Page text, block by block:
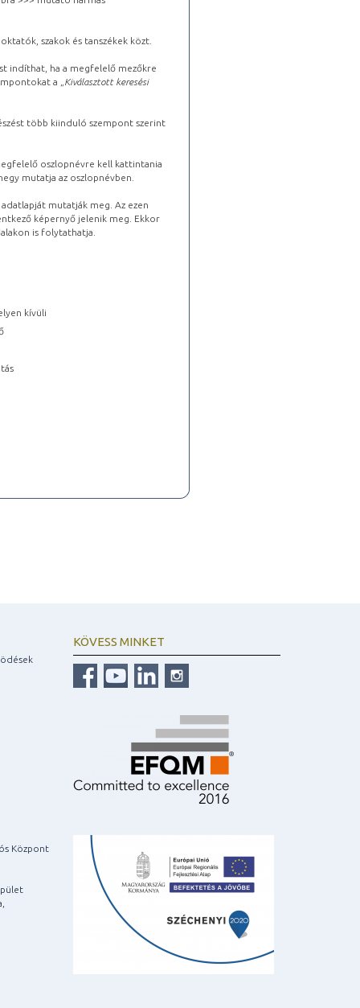
szakok és tanszékek közt.
indíthat, ha a megfelelő mezőkre
a „ Kiválasztott keresési
több kiinduló szempont szerint
oszlopnévre kell kattintania
mutatja az oszlopnévben.
mutatják meg. Az ezen
képernyő jelenik meg. Ekkor
is folytathatja.
kívüli
Központ
KÖVESS MINKET